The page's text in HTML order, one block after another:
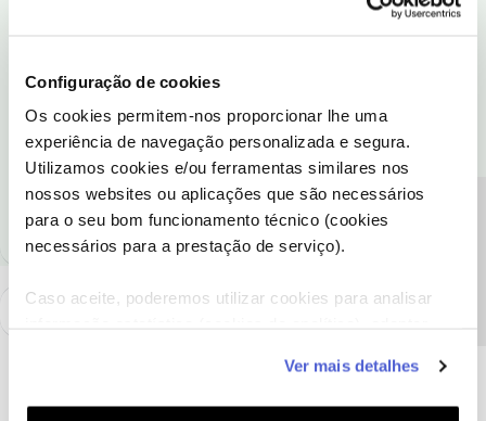
Configuração de cookies
Os cookies permitem-nos proporcionar lhe uma
experiência de navegação personalizada e segura.
Utilizamos cookies e/ou ferramentas similares nos
nossos websites ou aplicações que são necessários
para o seu bom funcionamento técnico (cookies
necessários para a prestação de serviço).
Caso aceite, poderemos utilizar cookies para analisar
funcionalidades (cookies de personalização e
funcionalidade) e adaptar anúncios aos seus interesses
Ver mais detalhes
local.
Obrigada
Ajude a comunidade a encontrar informação relevante. Marque
como "Melhor Resposta" e faça "Like" nos melhores comentários.